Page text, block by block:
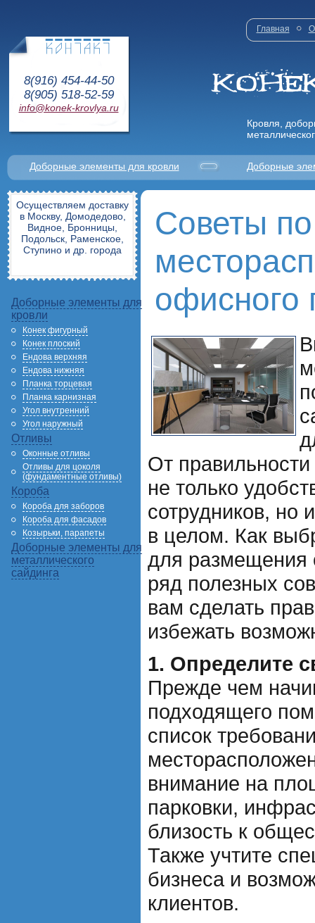
8(916) 454-44-50
8(905) 518-52-59
info@konek-krovlya.ru
Главная О
Кровля,
Доборные элементы для кровли Доборные
Осуществляем доставку
в Москву, Домодедово,
Видное, Бронницы,
Подольск, Раменское,
Ступино и др. города
Доборные элементы для
кровли
Конек фигурный
Конек плоский
Ендова верхняя
Ендова нижняя
Планка торцевая
Планка карнизная
Угол внутренний
Угол наружный
Отливы
Оконные отливы
Отливы для цоколя
(фундаментные отливы)
Короба
Короба для заборов
Короба для фасадов
Козырьки, парапеты
Доборные элементы для
металлического
сайдинга
Советы
От правильности
не только
сотрудников, но
в целом. Как
для
ряд полезных
вам сделать
избежать
1. Определите
Прежде чем
подходящего
список
внимание на
парковки,
близость к
Также учтите
бизнеса и
клиентов.